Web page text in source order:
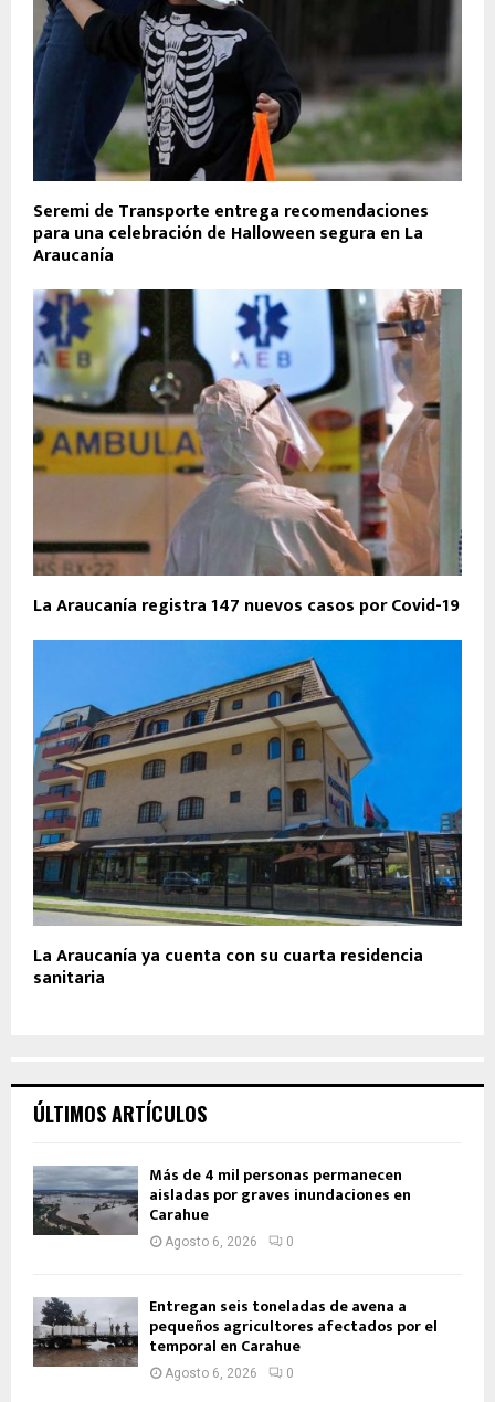
Seremi de Transporte entrega recomendaciones
para una celebración de Halloween segura en La
Araucanía
La Araucanía registra 147 nuevos casos por Covid-19
La Araucanía ya cuenta con su cuarta residencia
sanitaria
ÚLTIMOS ARTÍCULOS
Más de 4 mil personas permanecen
aisladas por graves inundaciones en
Carahue
Agosto 6, 2026 0
Entregan seis toneladas de avena a
pequeños agricultores afectados por el
temporal en Carahue
Agosto 6, 2026 0